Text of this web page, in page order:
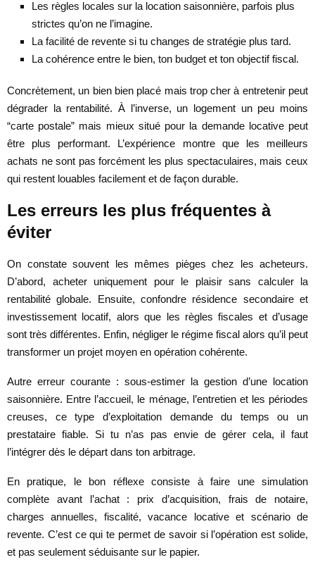
Les règles locales sur la location saisonnière, parfois plus
strictes qu’on ne l’imagine.
La facilité de revente si tu changes de stratégie plus tard.
La cohérence entre le bien, ton budget et ton objectif fiscal.
Concrètement, un bien bien placé mais trop cher à entretenir peut
dégrader la rentabilité. À l’inverse, un logement un peu moins
“carte postale” mais mieux situé pour la demande locative peut
être plus performant. L’expérience montre que les meilleurs
achats ne sont pas forcément les plus spectaculaires, mais ceux
qui restent louables facilement et de façon durable.
Les erreurs les plus fréquentes à
éviter
On constate souvent les mêmes pièges chez les acheteurs.
D’abord, acheter uniquement pour le plaisir sans calculer la
rentabilité globale. Ensuite, confondre résidence secondaire et
investissement locatif, alors que les règles fiscales et d’usage
sont très différentes. Enfin, négliger le régime fiscal alors qu’il peut
transformer un projet moyen en opération cohérente.
Autre erreur courante : sous-estimer la gestion d’une location
saisonnière. Entre l’accueil, le ménage, l’entretien et les périodes
creuses, ce type d’exploitation demande du temps ou un
prestataire fiable. Si tu n’as pas envie de gérer cela, il faut
l’intégrer dès le départ dans ton arbitrage.
En pratique, le bon réflexe consiste à faire une simulation
complète avant l’achat : prix d’acquisition, frais de notaire,
charges annuelles, fiscalité, vacance locative et scénario de
revente. C’est ce qui te permet de savoir si l’opération est solide,
et pas seulement séduisante sur le papier.